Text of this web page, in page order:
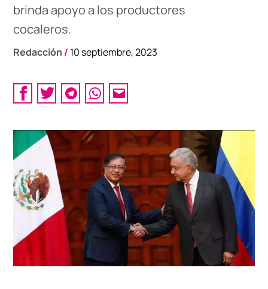
brinda apoyo a los productores
cocaleros.
Redacción / 10 septiembre, 2023